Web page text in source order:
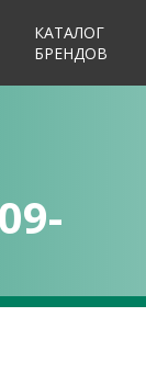
КАТАЛОГ
БРЕНДОВ